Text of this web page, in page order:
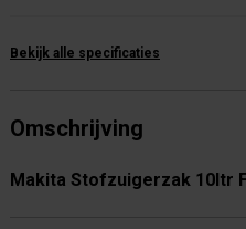
Bekijk alle specificaties
Omschrijving
Makita Stofzuigerzak 10ltr